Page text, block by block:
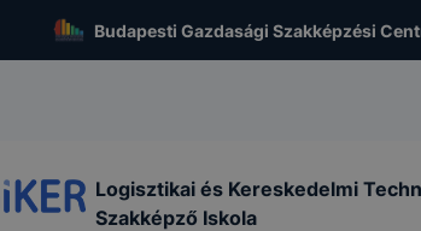
Budapesti Gazdasági Szakképzési
Logisztikai és Kereskedelmi
Szakképző Iskola